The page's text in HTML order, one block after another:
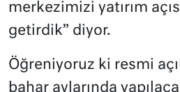
merkezimizi yatırım
getirdik” diyor.
Öğreniyoruz ki resmi
bahar aylarında